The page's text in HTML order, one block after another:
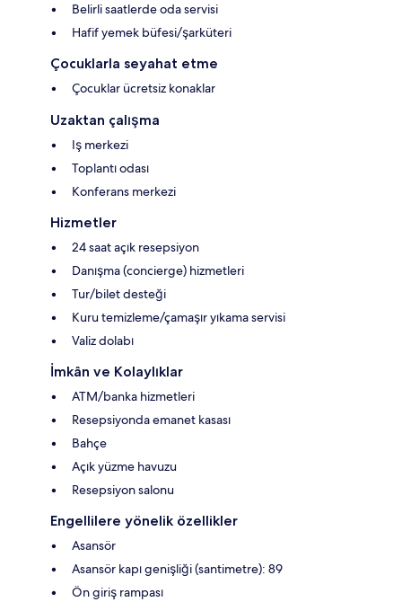
Belirli saatlerde oda servisi
Hafif yemek büfesi/şarküteri
Çocuklarla seyahat etme
Çocuklar ücretsiz konaklar
Uzaktan çalışma
Iş merkezi
Toplantı odası
Konferans merkezi
Hizmetler
24 saat açık resepsiyon
Danışma (concierge) hizmetleri
Tur/bilet desteği
Kuru temizleme/çamaşır yıkama servisi
Valiz dolabı
İmkân ve Kolaylıklar
ATM/banka hizmetleri
Resepsiyonda emanet kasası
Bahçe
Açık yüzme havuzu
Resepsiyon salonu
Engellilere yönelik özellikler
Asansör
Asansör kapı genişliği (santimetre): 89
Ön giriş rampası